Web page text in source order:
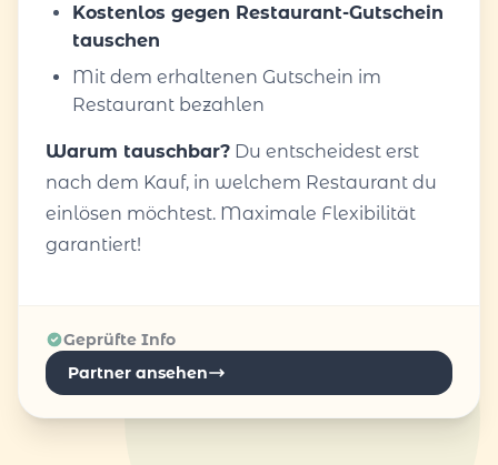
Kostenlos gegen Restaurant-Gutschein
tauschen
Mit dem erhaltenen Gutschein im
Restaurant bezahlen
Warum tauschbar? Du entscheidest erst
nach dem Kauf, in welchem Restaurant du
einlösen möchtest. Maximale Flexibilität
garantiert!
Geprüfte Info
Partner ansehen